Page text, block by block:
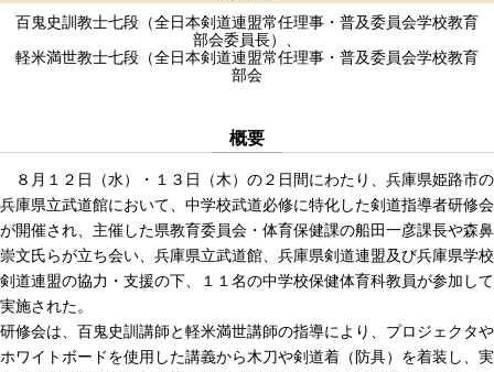
百鬼史訓教士七段（全日本剣道連盟常任理事・普及委員会学校教育
部会委員長）、
軽米満世教士七段（全日本剣道連盟常任理事・普及委員会学校教育
部会
概要
８月１２日（水）・１３日（木）の２日間にわたり、兵庫県姫路市の
兵庫県立武道館において、中学校武道必修に特化した剣道指導者研修会
が開催され、主催した県教育委員会・体育保健課の船田一彦課長や森鼻
崇文氏らが立ち会い、兵庫県立武道館、兵庫県剣道連盟及び兵庫県学校
剣道連盟の協力・支援の下、１１名の中学校保健体育科教員が参加して
実施された。
研修会は、百鬼史訓講師と軽米満世講師の指導により、プロジェクタや
ホワイトボードを使用した講義から木刀や剣道着（防具）を着装し、実